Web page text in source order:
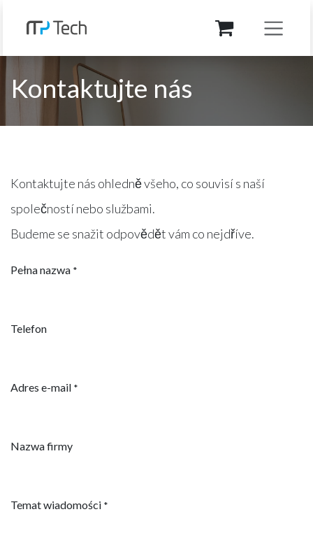
Kontaktujte nás
Kontaktujte nás ohledně všeho, co souvisí s naší
společností nebo službami.
Budeme se snažit odpovědět vám co nejdříve.
Pełna nazwa *
Telefon
Adres e-mail *
Nazwa firmy
Temat wiadomości *